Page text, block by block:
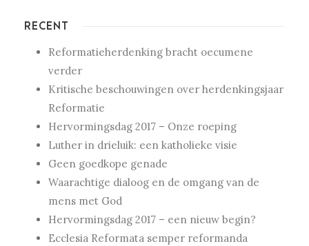
RECENT
Reformatieherdenking bracht oecumene
verder
Kritische beschouwingen over herdenkingsjaar
Reformatie
Hervormingsdag 2017 – Onze roeping
Luther in drieluik: een katholieke visie
Geen goedkope genade
Waarachtige dialoog en de omgang van de
mens met God
Hervormingsdag 2017 – een nieuw begin?
Ecclesia Reformata semper reformanda